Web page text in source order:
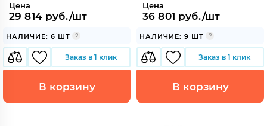
Цена
29 814 руб./шт
НАЛИЧИЕ: 6 ШТ
Заказ в 1 клик
В корзину
Цена
36 801 руб./шт
НАЛИЧИЕ: 9 ШТ
Заказ в 1 клик
В корзину